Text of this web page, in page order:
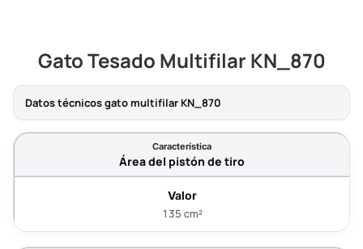
Gato Tesado Multifilar KN_870
Datos técnicos gato multifilar KN_870
Área del pistón de tiro
135 cm²